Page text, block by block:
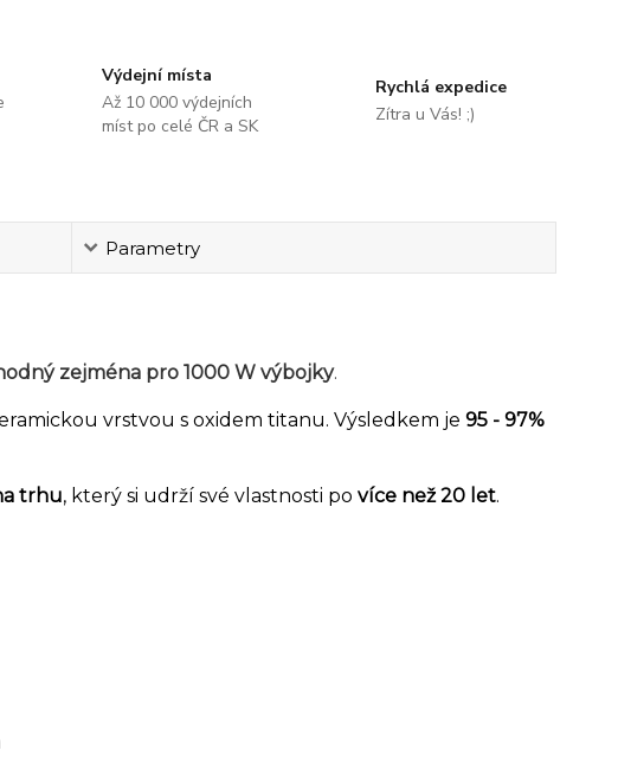
Výdejní místa
Až 10 000 výdejních
míst po celé ČR a SK
Rychlá expedice
Zítra u Vás! ;)
Parametry
zejména pro 1000 W výbojky.
vrstvou s oxidem titanu. Výsledkem je 95 - 97%
trhu, který si udrží své vlastnosti po více než 20 let.